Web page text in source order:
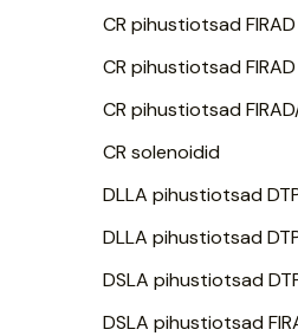
CR pihustiotsad
CR pihustiotsad
CR pihustiotsad
CR solenoidid
DLLA pihustiotsad
DLLA pihustiotsad
DSLA pihustiotsad
DSLA pihustiotsad